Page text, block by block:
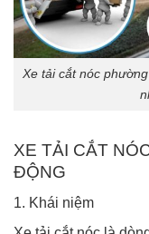
Xe tải cắt nóc
XE TẢI CẮT
ĐỘNG
1. Khái niệm